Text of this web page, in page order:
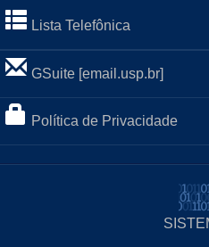
Lista Telefônica
GSuite [email.usp.br]
Política de Privacidade